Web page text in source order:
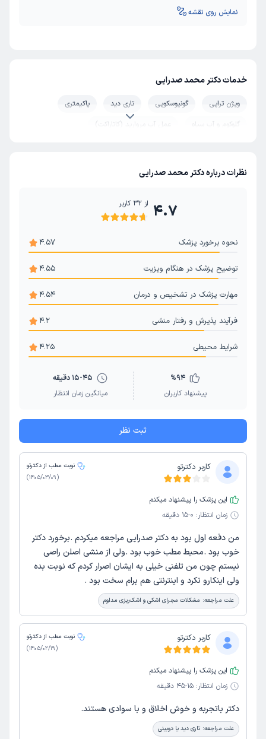
نمایش روی نقشه
خدمات دکتر محمد صدرایی
ویژن تراپی گونیوسکوپی تاری دید
پاکیمتری
گلوکوم و آب سیاه
عمل آب مروارید (کاتاراکت)
فشار چشم
جراحی درمان انسداد مجاری اشکی
انحراف چشم بزرگسالان
لرزش چشم و نیستاگموس
درمان دوبینی چشم
نظرات درباره دکتر محمد صدرایی
4.7 از32 کاربر
نحوه برخورد پزشک 4.57
توضیح پزشک در هنگام ویزیت 4.55
مهارت پزشک در تشخیص و درمان 4.54
فرآیند پذیرش و رفتار منشی 4.2
شرایط محیطی 4.25
%94
پیشنهاد کاربران
15-45 دقیقه
میانگین زمان انتظار
ثبت نظر
کاربر دکترتو
نوبت مطب از دکترتو
(
1405/03/09
)
این پزشک را پیشنهاد میکنم
زمان انتظار: 0-15 دقیقه
من دفعه اول بود به دکتر صدرایی مراجعه میکردم .برخورد دکتر
خوب بود .محیط مطب خوب بود .ولی از منشی اصلن راصی
نیستم چون من تلفنی خیلی به ایشان اصرار کردم که نوبت بده
ولی اینکارو نکرد و اینترنتی هم برام سخت بود .
علت مراجعه: مشکلات مجرای اشکی و اشک‌ریزی مداوم
کاربر دکترتو
نوبت مطب از دکترتو
(
1405/02/19
)
این پزشک را پیشنهاد میکنم
زمان انتظار: 15-45 دقیقه
دکتر باتجربه و خوش اخلاق و با سوادی هستند.
علت مراجعه: تاری دید یا دوبینی